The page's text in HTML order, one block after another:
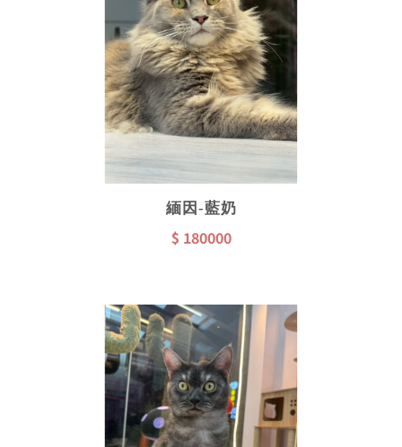
緬因-藍奶
$ 180000